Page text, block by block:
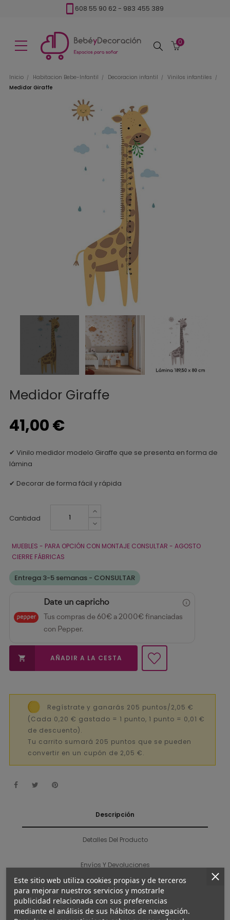
608 55 90 62 - 983 455 389
Buscar
0
Inicio Habitacion Bebe-Infantil Decoracion infantil
Vinilos infantiles
Medidor Giraffe
Medidor Giraffe
41,00 €
✔ Vinilo medidor modelo Giraffe que se presenta en forma de
lámina
✔ Decorar de forma fácil y rápida
Cantidad
MUEBLES - PARA OPCIÓN CON MONTAJE CONSULTAR - AGOSTO
CIERRE FÁBRICAS
Entrega 3-5 semanas - CONSULTAR
Date un capricho
Tus compras de 60€ a 2000€ financiadas
con Pepper.
 AÑADIR A LA CESTA
Regístrate y ganarás 205 puntos/2,05 €
(Cada 0,20 € gastado = 1 punto, 1 punto = 0,01 €
de descuento).
Tu carrito sumará 205 puntos que se pueden
convertir en un cupón de 2,05 €.
Descripción
Detalles Del Producto
Envíos Y Devoluciones
Este sitio web utiliza cookies propias y de terceros
para mejorar nuestros servicios y mostrarle
publicidad relacionada con sus preferencias
mediante el análisis de sus hábitos de navegación.